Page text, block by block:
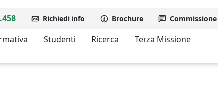
Richiedi info Brochure
Studenti Ricerca
Terza Missione